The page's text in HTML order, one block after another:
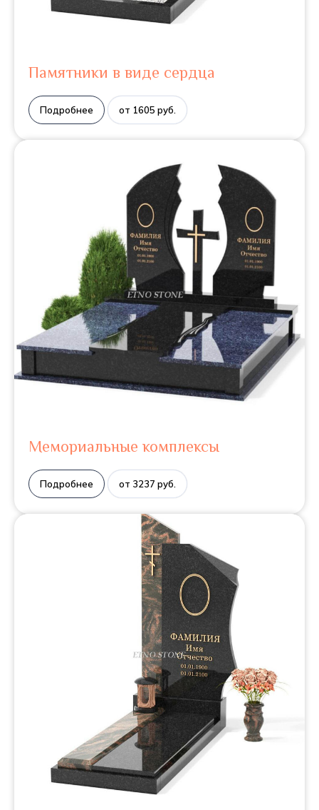
Памятники в виде сердца
Подробнее от 1605 руб.
Мемориальные комплексы
Подробнее от 3237 руб.